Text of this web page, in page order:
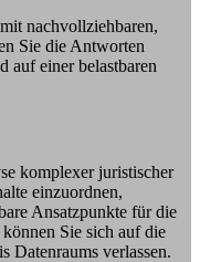
nachvollziehbaren,
Sie die Antworten
auf einer belastbaren
komplexer juristischer
einzuordnen,
Ansatzpunkte für die
Sie sich auf die
Datenraums verlassen.